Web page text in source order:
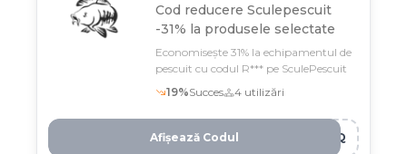
Cod reducere Sculepescuit
-31% la produsele selectate
Economisește 31% la echipamentul de
pescuit cu codul R*** pe SculePescuit
19%Succes 4 utilizări
1IQ
Afișează Codul